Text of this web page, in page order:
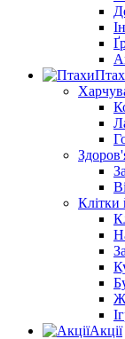
Клітки
Акції